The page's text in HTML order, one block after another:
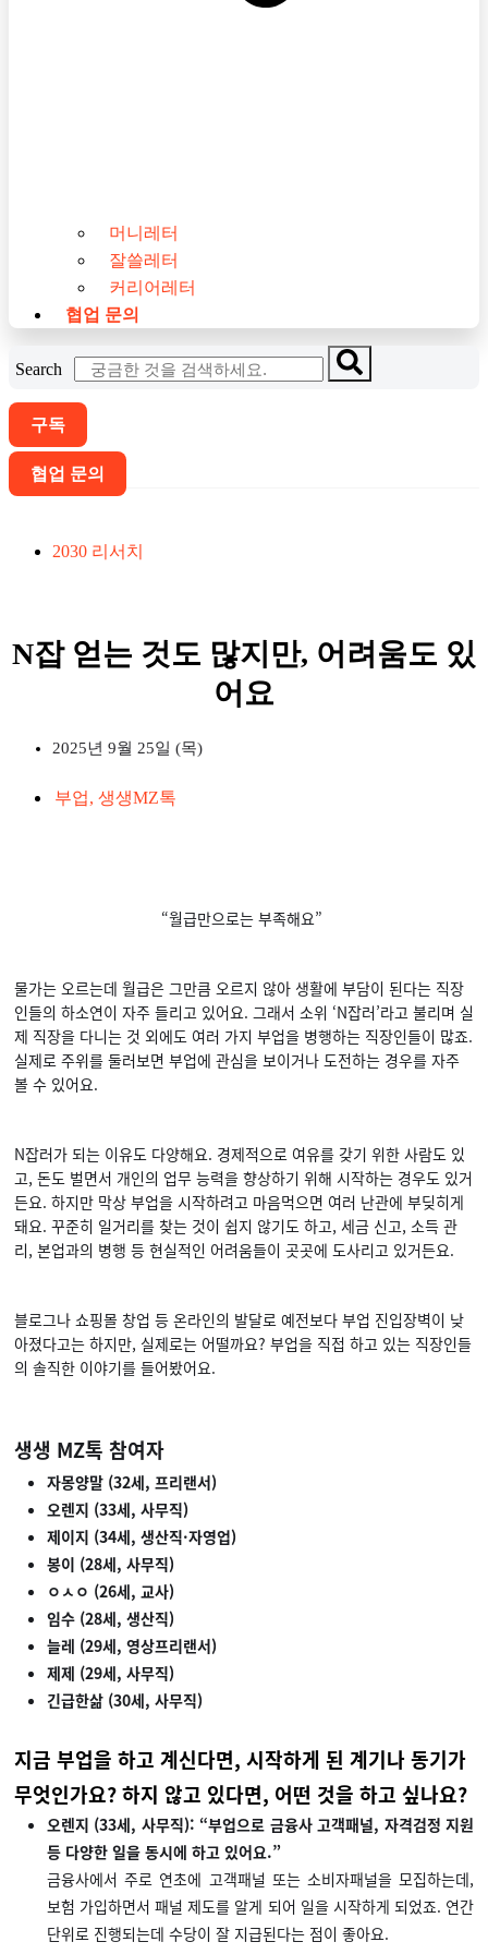
머니레터
잘쓸레터
커리어레터
협업 문의
Search
구독
협업 문의
2030 리서치
N잡 얻는 것도 많지만, 어려움도 있
어요
2025년 9월 25일 (목)
부업, 생생MZ톡
“월급만으로는 부족해요”
물가는 오르는데 월급은 그만큼 오르지 않아 생활에 부담이 된다는 직장
인들의 하소연이 자주 들리고 있어요. 그래서 소위 ‘N잡러’라고 불리며 실
제 직장을 다니는 것 외에도 여러 가지 부업을 병행하는 직장인들이 많죠.
실제로 주위를 둘러보면 부업에 관심을 보이거나 도전하는 경우를 자주
볼 수 있어요.
N잡러가 되는 이유도 다양해요. 경제적으로 여유를 갖기 위한 사람도 있
고, 돈도 벌면서 개인의 업무 능력을 향상하기 위해 시작하는 경우도 있거
든요. 하지만 막상 부업을 시작하려고 마음먹으면 여러 난관에 부딪히게
돼요. 꾸준히 일거리를 찾는 것이 쉽지 않기도 하고, 세금 신고, 소득 관
리, 본업과의 병행 등 현실적인 어려움들이 곳곳에 도사리고 있거든요.
블로그나 쇼핑몰 창업 등 온라인의 발달로 예전보다 부업 진입장벽이 낮
아졌다고는 하지만, 실제로는 어떨까요? 부업을 직접 하고 있는 직장인들
의 솔직한 이야기를 들어봤어요.
생생 MZ톡 참여자
자몽양말 (32세, 프리랜서)
오렌지 (33세, 사무직)
제이지 (34세, 생산직·자영업)
봉이 (28세, 사무직)
ㅇㅅㅇ (26세, 교사)
임수 (28세, 생산직)
늘레 (29세, 영상프리랜서)
제제 (29세, 사무직)
긴급한삶 (30세, 사무직)
지금 부업을 하고 계신다면, 시작하게 된 계기나 동기가
무엇인가요? 하지 않고 있다면, 어떤 것을 하고 싶나요?
오렌지 (33세, 사무직): “부업으로 금융사 고객패널, 자격검정 지원
등 다양한 일을 동시에 하고 있어요.”
금융사에서 주로 연초에 고객패널 또는 소비자패널을 모집하는데,
보험 가입하면서 패널 제도를 알게 되어 일을 시작하게 되었죠. 연간
단위로 진행되는데 수당이 잘 지급된다는 점이 좋아요.